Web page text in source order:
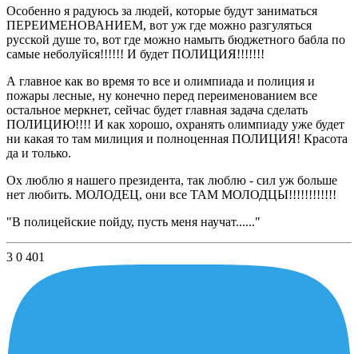
Особенно я радуюсь за людей, которые будут заниматься
ПЕРЕИМЕНОВАНИЕМ, вот уж где можно разгуляться
русской душе то, вот где можно намыть бюджетного бабла по
самые неболуйся!!!!!! И будет ПОЛИЦИЯ!!!!!!!
А главное как во время то все и олимпиада и полиция и
пожары лесные, ну конечно перед переименованием все
остальное меркнет, сейчас будет главная задача сделать
ПОЛИЦИЮ!!!! И как хорошо, охранять олимпиаду уже будет
ни какая то там милиция и полноценная ПОЛИЦИЯ! Красота
да и только.
Ох люблю я нашего президента, так люблю - сил уж больше
нет любить. МОЛОДЕЦ, они все ТАМ МОЛОДЦЫ!!!!!!!!!!!!
"В полицейские пойду, пусть меня научат......"
3 0 401